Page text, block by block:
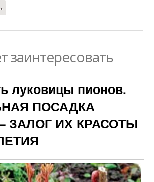
заинтересовать
луковицы пионов.
ПОСАДКА
ЗАЛОГ ИХ КРАСОТЫ